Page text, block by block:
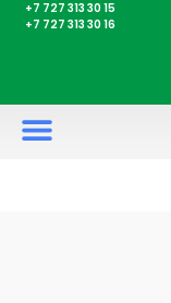
+7 727 313 30 15
+7 727 313 30 16